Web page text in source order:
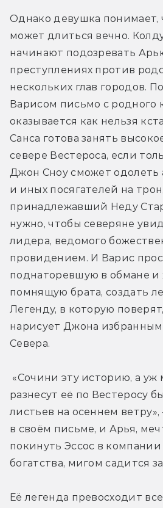
Однако девушка понимает,
может длиться вечно.
начинают подозревать
преступлениях против
нескольких глав городов.
Варисом письмо с родного
оказывается как нельзя
Санса готова занять
севере Вестероса, если
Джон Сноу сможет
и иных посягателей на
принадлежавший Неду
нужно, чтобы северяне
лидера, ведомого
провидением. И Варис
поднаторевшую в обмане и
помнящую брата, создать
Легенду, в которую
нарисует Джона
Севера.
«Сочини эту историю, а уж
разнесут её по Вестеросу
листьев на осеннем
в своём письме, и Арья,
покинуть Эссос в компании
богатства, мигом садится
Её легенда превосходит